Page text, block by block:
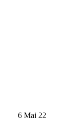
6 Mai 22